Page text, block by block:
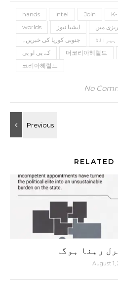
hands Intel Join
worlds
ایشیا نیوز
میں
جنوبی کوریا کی خبریں۔
ہیرالڈ
کے پی او پی
더코리아헤럴드
코리아헤럴드
No
RELATED
رہنا ہوگا
August 1,